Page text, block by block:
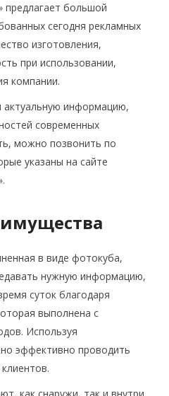
предлагает большой
сегодня рекламных
изготовления,
при использовании,
компании.
информацию,
современных
можно позвонить по
указаны на сайте
в виде фотокуба,
нужную информацию,
суток благодаря
выполнена с
Используя
эффективно проводить